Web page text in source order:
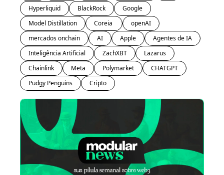
Hyperliquid
BlackRock
Google
Model Distillation
openAI
mercados onchain
AI Apple
Agentes de IA
Inteligência Artificial
ZachXBT
Lazarus
Chainlink
Meta Polymarket
CHATGPT
Pudgy Penguins
Cripto